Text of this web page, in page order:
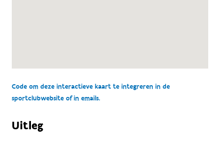
Code om deze interactieve kaart te integreren in de
sportclubwebsite of in emails.
Uitleg